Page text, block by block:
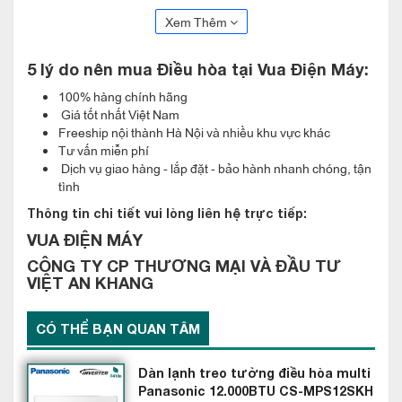
sưởi ấm vào mùa đông, rất phù hợp cho
riêng tư diện tích 15–20m² .
Thông Số Kỹ Thuật Cơ Bản
Loại máy: Dàn lạnh treo tường Multi, 2 chiều (làm lạnh
& sưởi ấm)
Model:AMNW12GSJB1
12.000 BTU (1.5 HP)
Nguồn điện:Cấp từ dàn nóng Multi LG
Công nghệ:Inverter (phụ thuộc vào dàn nóng)
Kiểu lắp đặt:
Điều khiển:
Remote không dây (tùy chọn thêm điều
Xem Thêm
5 lý do nên mua Điều hòa tại Vua Điện Máy:
100% hàng chính hãng
Giá tốt nhất Việt Nam
Freeship nội thành Hà Nội và nhiều khu vực khác
Tư vấn miễn phí
Dịch vụ giao hàng - lắp đặt - bảo hành nhanh chóng, tận
tình
Thông tin chi tiết vui lòng liên hệ trực tiếp:
VUA ĐIỆN MÁY
CÔNG TY CP THƯƠNG MẠI VÀ ĐẦU TƯ
VIỆT AN KHANG
CÓ THỂ BẠN QUAN TÂM
Dàn lạnh treo tường điều hòa multi
Panasonic 12.000BTU CS-MPS12SKH